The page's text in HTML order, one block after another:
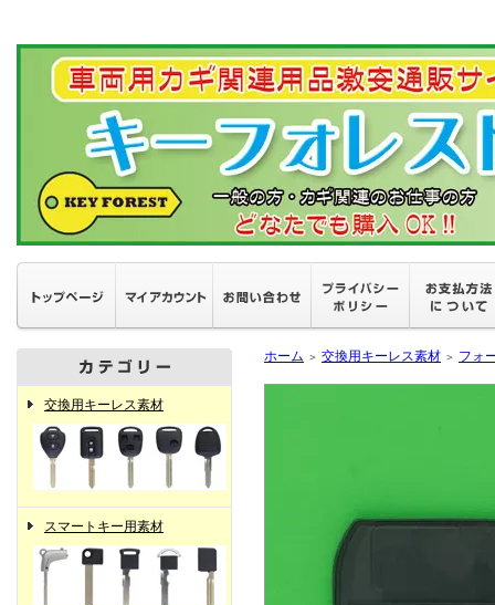
交換用キーレス素材
スマートキー用素材
ホーム ＞ 交換用キーレス素材 ＞ フォ